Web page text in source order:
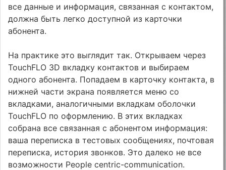
все данные и информация, связанная с контактом,
должна быть легко доступной из карточки
абонента.
На практике это выглядит так. Открываем через
TouchFLO 3D вкладку контактов и выбираем
одного абонента. Попадаем в карточку контакта, в
нижней части экрана появляется меню со
вкладками, аналогичными вкладкам оболочки
TouchFLO по оформлению. В этих вкладках
собрана все связанная с абонентом информация:
ваша переписка в тестовых сообщениях, почтовая
переписка, история звонков. Это далеко не все
возможности People centric-communication.